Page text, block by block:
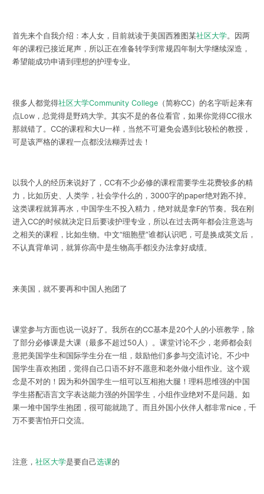
首先来个自我介绍：本人女，目前就读于美国西雅图某社区大学。因两
年的课程已接近尾声，所以正在准备转学到常规四年制大学继续深造，
希望能成功申请到理想的护理专业。
很多人都觉得社区大学Community College（简称CC）的名字听起来有
点Low，总觉得是野鸡大学。其实不是的各位看官，如果你觉得CC很水
那就错了。CC的课程和大U一样，当然不可避免会遇到比较松的教授，
可是该严格的课程一点都没法糊弄过去！
以我个人的经历来说好了，CC有不少必修的课程需要学生花费较多的精
力，比如历史、人类学，社会学什么的，3000字的paper绝对跑不掉。
这类课程就算再水，中国学生不投入精力，绝对就是拿F的节奏。我在刚
进入CC的时候就决定日后要读护理专业，所以在过去两年都会注意选与
之相关的课程，比如生物。中文“细胞壁”谁都认识吧，可是换成英文后，
不认真背单词，就算你高中是生物高手都没办法拿好成绩。
来美国，就不要再和中国人抱团了
课堂参与方面也说一说好了。我所在的CC基本是20个人的小班教学，除
了部分必修课是大课（最多不超过50人）。课堂讨论不少，老师都会刻
意把美国学生和国际学生分在一组，鼓励他们多参与交流讨论。不少中
国学生喜欢抱团，觉得自己口语不好不愿意和老外做小组作业。这个观
念是不对的！因为和外国学生一组可以互相抱大腿！理科思维强的中国
学生搭配语言文字表达能力强的外国学生，小组作业绝对不是问题。如
果一堆中国学生抱团，很可能就跪了。而且外国小伙伴人都非常nice，千
万不要害怕开口交流。
注意， 社区大学是要自己选课的